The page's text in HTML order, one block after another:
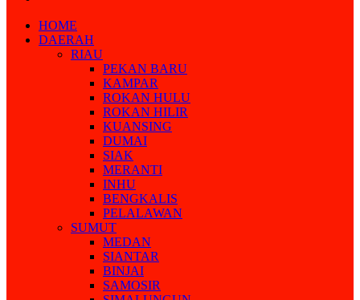
HOME
DAERAH
RIAU
PEKAN BARU
KAMPAR
ROKAN HULU
ROKAN HILIR
KUANSING
DUMAI
SIAK
MERANTI
INHU
BENGKALIS
PELALAWAN
SUMUT
MEDAN
SIANTAR
BINJAI
SAMOSIR